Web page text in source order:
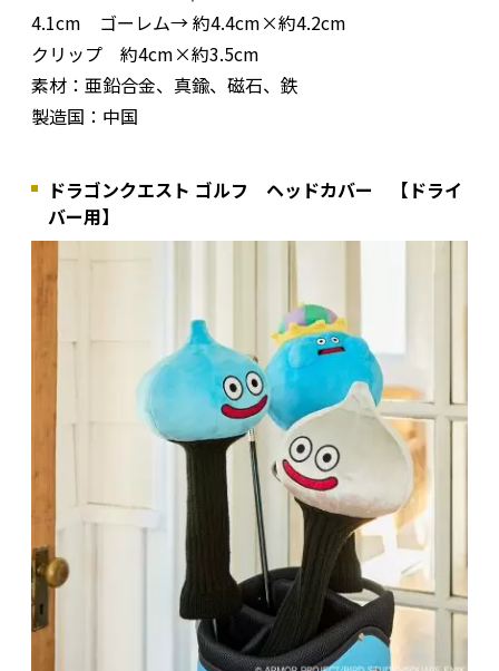
4.1cm ゴーレム→ 約4.4cm×約4.2cm
クリップ 約4cm×約3.5cm
素材：亜鉛合金、真鍮、磁石、鉄
製造国：中国
ドラゴンクエスト ゴルフ ヘッドカバー 【ドライ
バー用】